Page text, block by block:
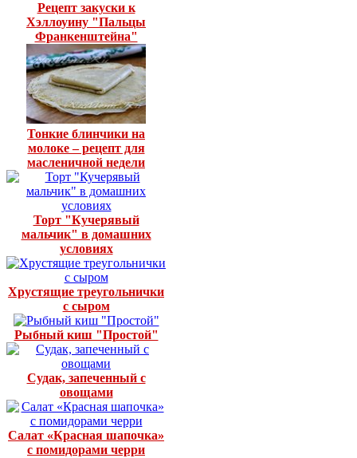
Рецепт закуски к
Хэллоуину "Пальцы
Франкенштейна"
Тонкие блинчики на
молоке – рецепт для
масленичной недели
Торт "Кучерявый
мальчик" в домашних
условиях
Хрустящие треугольнички
с сыром
Рыбный киш "Простой"
Судак, запеченный с
овощами
Салат «Красная шапочка»
с помидорами черри